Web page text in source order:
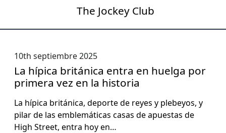
The Jockey Club
10th septiembre 2025
La hípica británica entra en huelga por
primera vez en la historia
La hípi­ca británi­ca, deporte de reyes y ple­be­yos, y
pilar de las emblemáti­cas casas de apues­tas de
High Street, entra hoy en…